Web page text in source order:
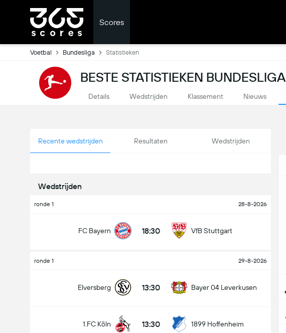
Scores
Voetbal Bundesliga Statistieken
BESTE STATISTIEKEN BUNDESLIGA
Details Wedstrijden Klassement Nieuws
Recente wedstrijden Resultaten Wedstrijden
Wedstrijden
ronde 1 28-8-2026
FC Bayern 18:30 VfB Stuttgart
ronde 1 29-8-2026
Elversberg 13:30 Bayer 04 Leverkusen
1.FC Köln 13:30 1899 Hoffenheim